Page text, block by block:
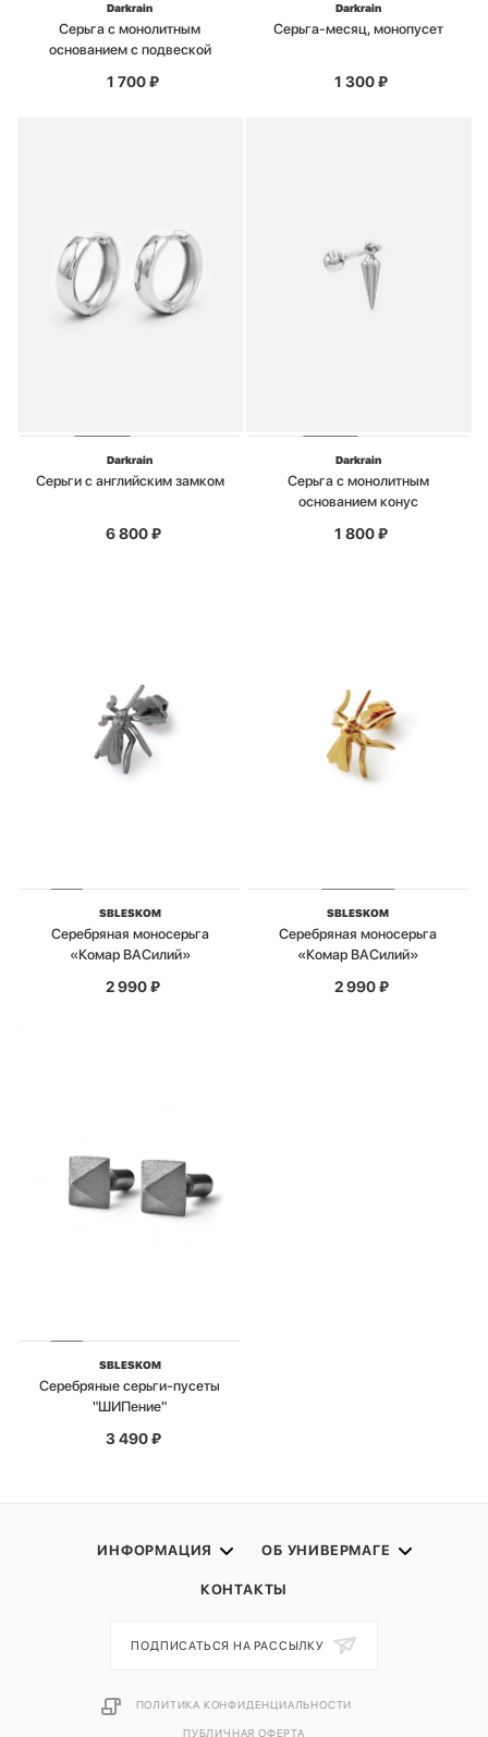
Darkrain
Серьга с монолитным
основанием с подвеской
1 700₽
Darkrain
Серьга-месяц, монопусет
1 300₽
Darkrain
Серьги с английским замком
6 800₽
Darkrain
Серьга с монолитным
основанием конус
1 800₽
SBLESKOM
Серебряная моносерьга
«Комар ВАСилий»
2 990₽
SBLESKOM
Серебряная моносерьга
«Комар ВАСилий»
2 990₽
SBLESKOM
Серебряные серьги-пусеты
"ШИПение"
3 490₽
ИНФОРМАЦИЯ ОБ УНИВЕРМАГЕ
КОНТАКТЫ
ПОДПИСАТЬСЯ НА РАССЫЛКУ
ПОЛИТИКА КОНФИДЕНЦИАЛЬНОСТИ
ПУБЛИЧНАЯ ОФЕРТА